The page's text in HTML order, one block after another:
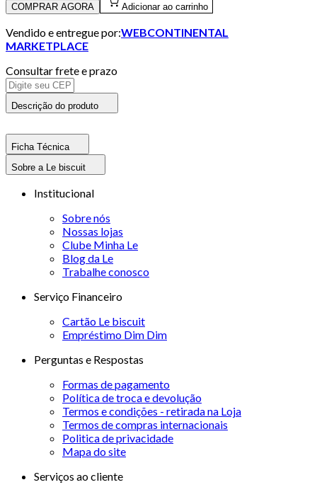
COMPRAR AGORA Adicionar ao carrinho
Vendido e entregue por:WEBCONTINENTAL
MARKETPLACE
Consultar frete e prazo
Descrição do produto
Ficha Técnica
Sobre a Le biscuit
Institucional
Sobre nós
Nossas lojas
Clube Minha Le
Blog da Le
Trabalhe conosco
Serviço Financeiro
Cartão Le biscuit
Empréstimo Dim Dim
Perguntas e Respostas
Formas de pagamento
Política de troca e devolução
Termos e condições - retirada na Loja
Termos de compras internacionais
Politica de privacidade
Mapa do site
Serviços ao cliente